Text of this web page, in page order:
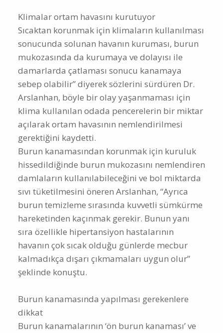
Klimalar ortam havasını kurutuyor
Sıcaktan korunmak için klimaların kullanılması
sonucunda solunan havanın kuruması, burun
mukozasında da kurumaya ve dolayısı ile
damarlarda çatlaması sonucu kanamaya
sebep olabilir” diyerek sözlerini sürdüren Dr.
Arslanhan, böyle bir olay yaşanmaması için
klima kullanılan odada pencerelerin bir miktar
açılarak ortam havasının nemlendirilmesi
gerektiğini kaydetti.
Burun kanamasından korunmak için kuruluk
hissedildiğinde burun mukozasını nemlendiren
damlaların kullanılabileceğini ve bol miktarda
sıvı tüketilmesini öneren Arslanhan, “Ayrıca
burun temizleme sırasında kuvvetli sümkürme
hareketinden kaçınmak gerekir. Bunun yanı
sıra özellikle hipertansiyon hastalarının
havanın çok sıcak olduğu günlerde mecbur
kalmadıkça dışarı çıkmamaları uygun olur”
şeklinde konuştu.
Burun kanamasında yapılması gerekenlere
dikkat
Burun kanamalarının ‘ön burun kanaması’ ve